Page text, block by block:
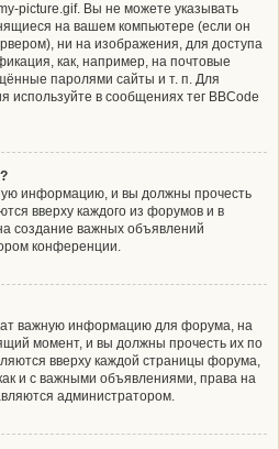
picture.gif. Вы не можете указывать
на вашем компьютере (если он
ни на изображения, для доступа
как, например, на почтовые
паролями сайты и т. п. Для
используйте в сообщениях тег BBCode
информацию, и вы должны прочесть
вверху каждого из форумов и в
создание важных объявлений
конференции.
важную информацию для форума, на
момент, и вы должны прочесть их по
вверху каждой страницы форума,
и с важными объявлениями, права на
администратором.